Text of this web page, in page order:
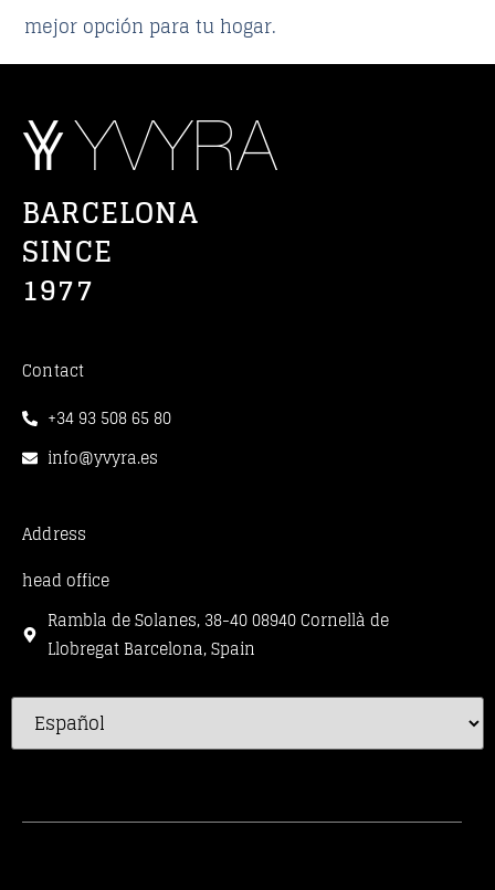
mejor opción para tu hogar.
BARCELONA
SINCE
1977
Contact
+34 93 508 65 80
info@yvyra.es
Address
head office
Rambla de Solanes, 38-40 08940 Cornellà de
Llobregat Barcelona, Spain